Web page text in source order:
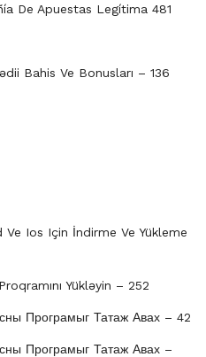
De Apuestas Legítima 481
Bahis Ve Bonusları – 136
Ios Için İndirme Ve Yükleme
Yükləyin – 252
Програмыг Татаж Авах – 42
Програмыг Татаж Авах –